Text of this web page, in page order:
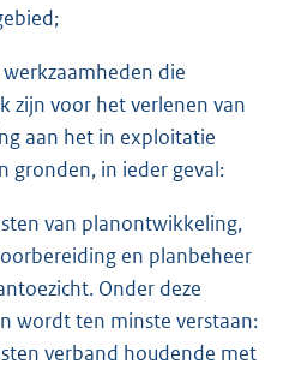
die
zijn voor het verlenen van
aan het in exploitatie
gronden, in ieder geval:
van planontwikkeling,
en planbeheer
Onder deze
wordt ten minste verstaan:
verband houdende met